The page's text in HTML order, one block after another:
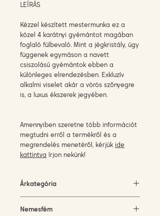
LEÍRÁS
Kézzel készített mestermunka ez a
közel 4 karátnyi gyémántot magában
foglaló fülbevaló. Mint a jégkristály, úgy
függenek egymáson a navett
csiszolású gyémántok ebben a
különleges elrendezésben. Exkluzív
alkalmi viselet akár a vörös szőnyegre
is, a luxus ékszerek jegyében.
Amennyiben szeretne több információt
megtudni erről a termékről és a
megrendelés menetéről, kérjük ide
kattintva írjon nekünk!
Árkategória
Nemesfém